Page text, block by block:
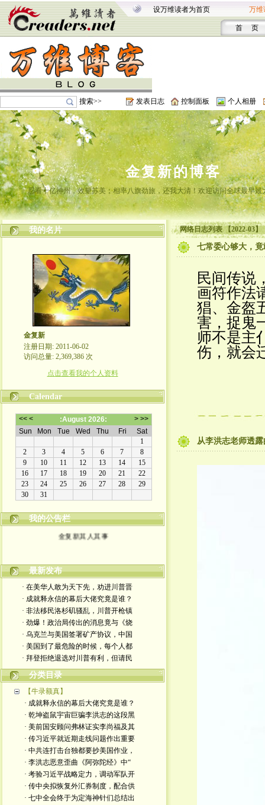
设万维读者为首页 万维
首 页
搜索>> 发表日志 控制面板 个人相册
金复新的博客
忍看十亿神州，效颦苏美；相率八旗劲旅，还我大清！欢迎访问全球最早最
我的名片
金复新
注册日期: 2011-06-02
访问总量: 2,369,386 次
点击查看我的个人资料
Calendar
我的公告栏
金复新其人其事
最新发布
· 在美华人敢为天下先，劝进川普晋
· 成就释永信的幕后大佬究竟是谁？
· 非法移民洛杉矶骚乱，川普开枪镇
· 劲爆！政治局传出的消息竟与《烧
· 乌克兰与美国签署矿产协议，中国
· 美国到了最危险的时候，每个人都
· 拜登拒绝退选对川普有利，但请民
分类目录
【牛录额真】
· 成就释永信的幕后大佬究竟是谁？
· 乾坤盗鼠宇宙巨骗李洪志的这段黑
· 美前国安顾问弗林证实李尚福及其
· 传习近平就近期走线问题作出重要
· 中共连打击台独都要抄美国作业，
· 李洪志恶意歪曲《阿弥陀经》中“
· 考验习近平战略定力，调动军队开
· 传中央拟恢复外汇券制度，配合供
· 七中全会终于为定海神针们总结出
网络日志列表 【2022-03】
七常委心够大，
民间传说
画符作法
猖、金盔
害，捉鬼
师不是主
伤，就会
从李洪志老师透